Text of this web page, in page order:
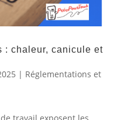
: chaleur, canicule et
| Réglementations et
travail exposent les